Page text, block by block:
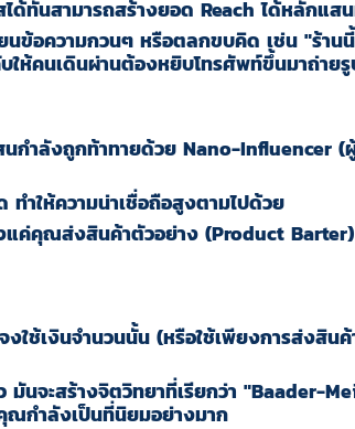
ทันสามารถสร้างยอด Reach ได้หลักแส
ข้อความกวนๆ หรือตลกขบคิด เช่น "ร้าน
ให้คนเดินผ่านต้องหยิบโทรศัพท์ขึ้นมาถ่าย
กำลังถูกท้าทายด้วย Nano-Influencer (
ำให้ความน่าเชื่อถือสูงตามไปด้วย
ค่คุณส่งสินค้าตัวอย่าง (Product Barter)
เงินจำนวนนั้น (หรือใช้เพียงการส่งสินค้
นจะสร้างจิตวิทยาที่เรียกว่า "Baader-
ณกำลังเป็นที่นิยมอย่างมาก